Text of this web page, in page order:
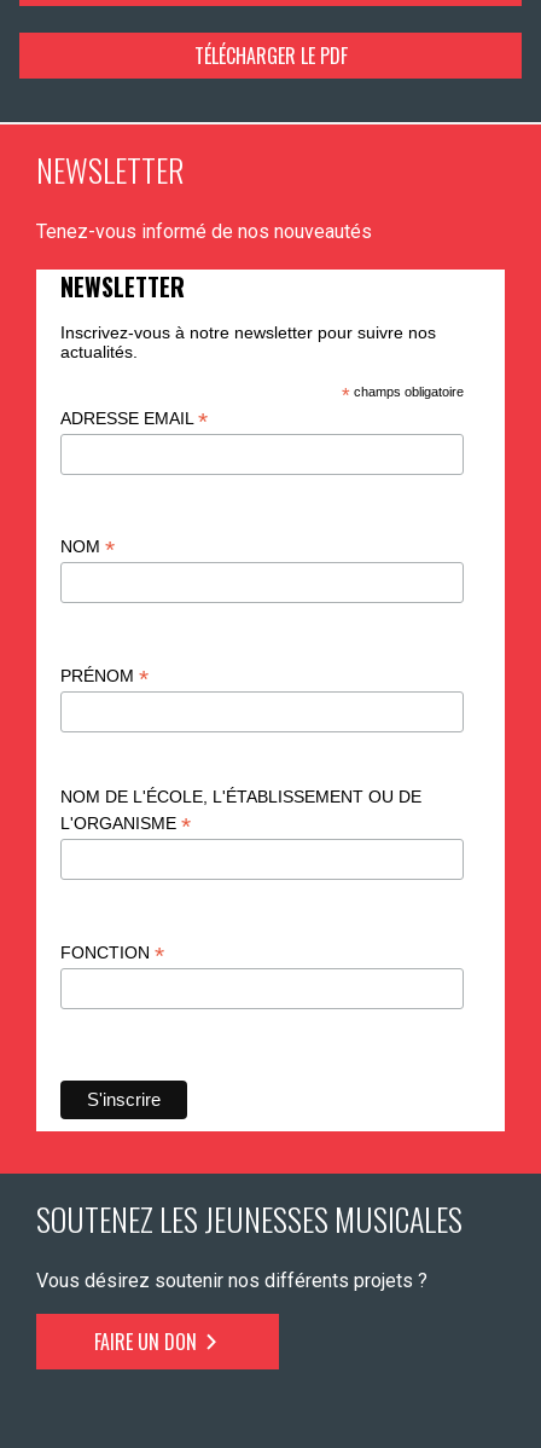
TÉLÉCHARGER LE PDF
NEWSLETTER
Tenez-vous informé de nos nouveautés
NEWSLETTER
Inscrivez-vous à notre newsletter pour suivre nos
actualités.
* champs obligatoire
ADRESSE EMAIL *
NOM *
PRÉNOM *
NOM DE L'ÉCOLE, L'ÉTABLISSEMENT OU DE
L'ORGANISME *
FONCTION *
SOUTENEZ LES JEUNESSES MUSICALES
Vous désirez soutenir nos différents projets ?
FAIRE UN DON